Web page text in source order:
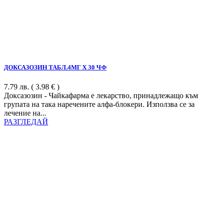
ДОКСАЗОЗИН ТАБЛ.4МГ Х 30 ЧФ
7.79 лв. ( 3.98 € )
Доксазозин - Чайкафарма е лекарство, принадлежащо към
групата на така наречените алфа-блокери. Използва се за
лечение на...
РАЗГЛЕДАЙ